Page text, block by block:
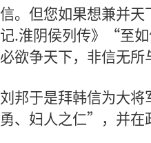
信。但您如果想兼并
记.淮阴侯列传》“至如
必欲争天下，非信无所
刘邦于是拜韩信为大
勇、妇人之仁”，并在